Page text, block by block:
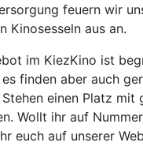
feuern wir
Kinosesseln aus an.
im KiezKino ist
finden aber auch
einen Platz mit
Wollt ihr auf
euch auf unserer